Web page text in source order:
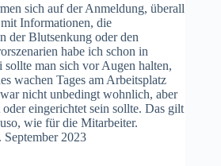
sich auf der Anmeldung, überall
Informationen, die
der Blutsenkung oder den
habe ich schon in
sollte man sich vor Augen halten,
wachen Tages am Arbeitsplatz
nicht unbedingt wohnlich, aber
oder eingerichtet sein sollte. Das gilt
wie für die Mitarbeiter.
September 2023